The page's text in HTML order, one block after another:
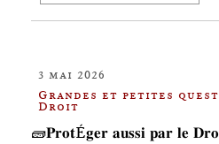
3 mai 2026
Grandes et petites
Droit
🧱𝐏𝐫𝐨𝐭É𝐠𝐞𝐫 𝐚𝐮𝐬𝐬𝐢 𝐩𝐚𝐫 𝐥𝐞